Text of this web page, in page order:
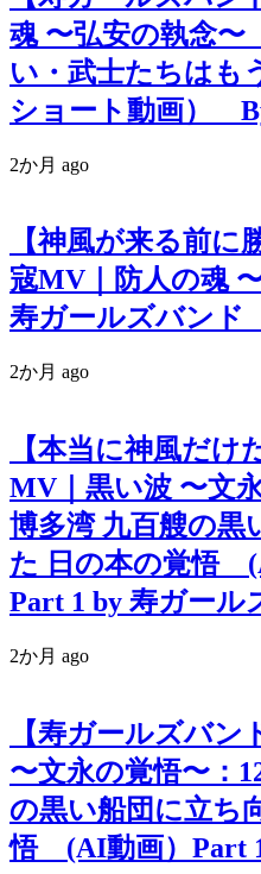
魂 〜弘安の執念
い・武士たちはも
ショート動画）
2か月 ago
【神風が来る前に
寇MV｜防人の魂
寿ガールズバン
2か月 ago
【本当に神風だけ
MV｜黒い波 〜文
博多湾 九百艘の黒
た 日の本の覚悟
Part 1 by 寿ガール
2か月 ago
【寿ガールズバ
〜文永の覚悟〜：
の黒い船団に立ち
悟 (AI動画）Part